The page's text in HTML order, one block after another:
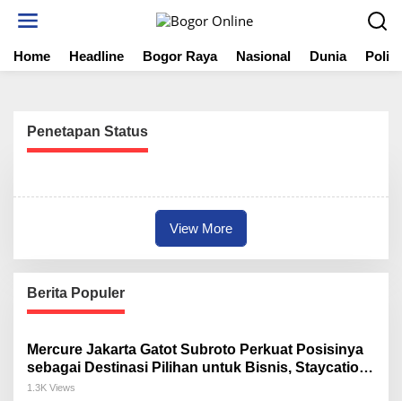
t
Home Headline Bogor Raya Nasional Dunia
Penetapan Status
View More
Berita Populer
Mercure Jakarta Gatot Subroto Perkuat Posisinya
sebagai Destinasi Pilihan untuk Bisnis, Staycation,
Meeting, dan Kuliner di Jakarta Selatan
1.3K Views